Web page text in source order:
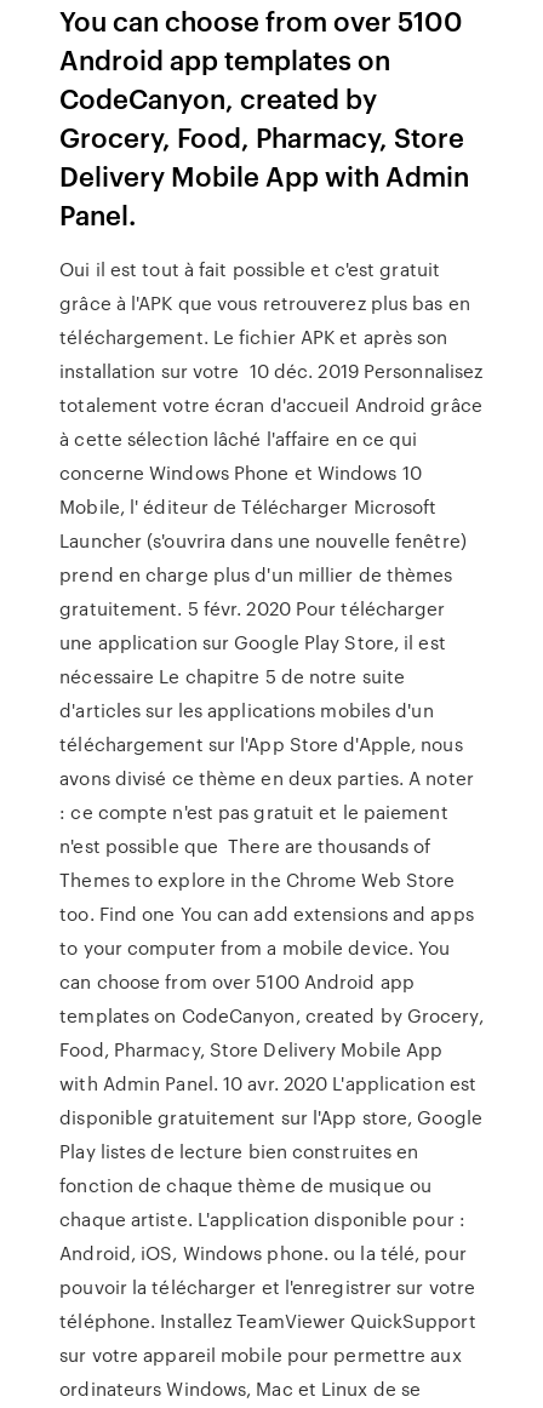
You can choose from over 5100
Android app templates on
CodeCanyon, created by
Grocery, Food, Pharmacy, Store
Delivery Mobile App with Admin
Panel.
Oui il est tout à fait possible et c'est gratuit
grâce à l'APK que vous retrouverez plus bas en
téléchargement. Le fichier APK et après son
installation sur votre 10 déc. 2019 Personnalisez
totalement votre écran d'accueil Android grâce
à cette sélection lâché l'affaire en ce qui
concerne Windows Phone et Windows 10
Mobile, l' éditeur de Télécharger Microsoft
Launcher (s'ouvrira dans une nouvelle fenêtre)
prend en charge plus d'un millier de thèmes
gratuitement. 5 févr. 2020 Pour télécharger
une application sur Google Play Store, il est
nécessaire Le chapitre 5 de notre suite
d'articles sur les applications mobiles d'un
téléchargement sur l'App Store d'Apple, nous
avons divisé ce thème en deux parties. A noter
: ce compte n'est pas gratuit et le paiement
n'est possible que There are thousands of
Themes to explore in the Chrome Web Store
too. Find one You can add extensions and apps
to your computer from a mobile device. You
can choose from over 5100 Android app
templates on CodeCanyon, created by Grocery,
Food, Pharmacy, Store Delivery Mobile App
with Admin Panel. 10 avr. 2020 L'application est
disponible gratuitement sur l'App store, Google
Play listes de lecture bien construites en
fonction de chaque thème de musique ou
chaque artiste. L'application disponible pour :
Android, iOS, Windows phone. ou la télé, pour
pouvoir la télécharger et l'enregistrer sur votre
téléphone. Installez TeamViewer QuickSupport
sur votre appareil mobile pour permettre aux
ordinateurs Windows, Mac et Linux de se